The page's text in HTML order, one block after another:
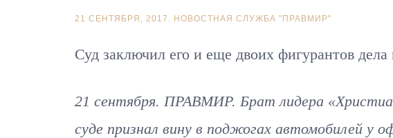
21 СЕНТЯБРЯ, 2017. НОВОСТНАЯ СЛУЖБА "ПРАВМИР"
Суд заключил его и еще двоих фигурантов дела
21 сентября. ПРАВМИР. Брат лидера
суде признал вину в поджогах автомобилей у